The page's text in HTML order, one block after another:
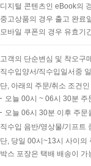
디지털 콘텐츠인 eBook의
중고상품의 경우 출고 완료
모바일 쿠폰의 경우 유효기
고객의 단순변심 및 착오구
직수입양서/직수입일서중
단, 아래의 주문/취소 조건
오늘 00시 ~ 06시 30분
오늘 06시 30분 이후 주
직수입 음반/영상물/기프트
단, 당일 00시~13시 사이의
박스 포장은 택배 배송이